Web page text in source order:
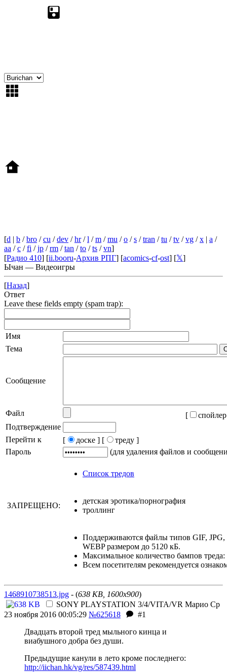
[d | b /bro /cu /dev /hr/l /m /mu /o /s /tran /tu /tv /vg /x | a /
aa /c /fi /jp /rm /tan /to /ts /vn]
[Радио 410] [ii.booru-Архив РПГ] [acomics-cf-ost] [𝕏]
Ычан — Видеоигры
[Назад]
Ответ
Leave these fields empty (spam trap):
Имя
Тема
Сообщение
Файл [
Подтверждение
Перейти к
[ доске ] [
треду ]
Пароль
(для удаления файлов и
Список тредов
ЗАПРЕЩЕНО:
детская эротика/порнография
троллинг
Поддерживаются файлы типов GIF,
WEBP размером до 5120 кБ.
Максимальное количество бампов треда:
Всем посетителям рекомендуется
1468910738513.jpg - (638 KB, 1600x900)
SONY PLAYSTATION 3/4/VITA/VR Марио Ср
23 ноября 2016 00:05:29 №625618
#1
Двадцать второй тред мыльного кинца и
виабушного добра без души.
Предыдущие канули в лето кроме последнего:
http://iichan.hk/vg/res/587439.html